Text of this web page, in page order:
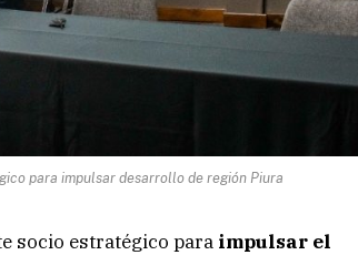
para impulsar desarrollo de región Piura
socio estratégico para impulsar el